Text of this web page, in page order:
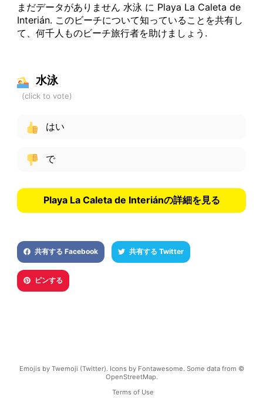
まだデータがありません 水泳 に Playa La Caleta de
Interián. このビーチについて知っていることを共有し
て、何千人ものビーチ旅行者を助けましょう.
水泳
はい
で
Playa La Caleta de Interiánの詳細を見る
共有する Facebook 共有する Twitter
ピンする
Emojis by Twemoji (Twitter). Icons by Fontawesome. Some data from ©
OpenStreetMap.
Terms of Use